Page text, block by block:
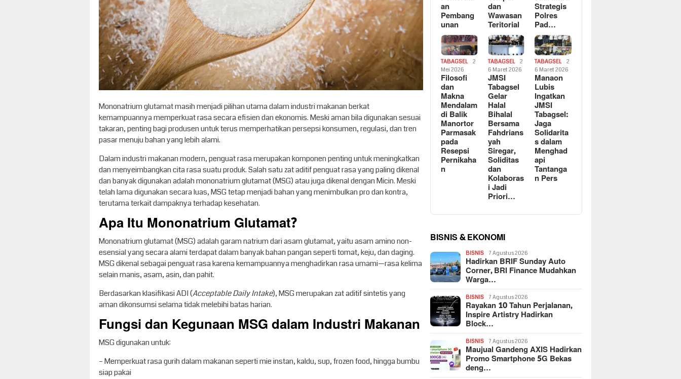
Mononatrium glutamat masih menjadi pilihan utama dalam industri makanan berkat
kemampuannya memperkuat rasa secara efisien dan ekonomis. Meski aman bila digunakan sesuai
takaran, penting bagi produsen untuk terus memperhatikan persepsi konsumen, regulasi, dan tren
pasar menuju bahan yang lebih alami.
Dalam industri makanan modern, penguat rasa merupakan komponen penting untuk meningkatkan
dan menyeimbangkan cita rasa suatu produk. Salah satu zat aditif penguat rasa yang paling dikenal
dan banyak digunakan adalah mononatrium glutamat (MSG) atau juga dikenal dengan Micin. Meski
telah lama digunakan secara luas, MSG tetap menjadi bahan yang menimbulkan pro dan kontra,
terutama terkait dampaknya terhadap kesehatan.
Apa Itu Mononatrium Glutamat?
Mononatrium glutamat (MSG) adalah garam natrium dari asam glutamat, yaitu asam amino non-
esensial yang secara alami terdapat dalam banyak bahan pangan seperti tomat, keju, dan daging.
MSG dikenal sebagai penguat rasa karena kemampuannya menghadirkan rasa umami—rasa kelima
selain manis, asam, asin, dan pahit.
Berdasarkan klasifikasi ADI (Acceptable Daily Intake), MSG merupakan zat aditif sintetis yang
aman dikonsumsi selama tidak melebihi batas harian.
Fungsi dan Kegunaan MSG dalam Industri Makanan
MSG digunakan untuk:
– Memperkuat rasa gurih dalam makanan seperti mie instan, kaldu, sup, frozen food, hingga bumbu
siap pakai
an
Pembang
unan
dan
Wawasan
Teritorial
Strategis
Polres
Pad…
TABAGSEL
2
Mei 2026
Filosofi
dan
Makna
Mendalam
di Balik
Manortor
Parmasak
pada
Resepsi
Pernikaha
n
TABAGSEL
2
6 Maret 2026
JMSI
Tabagsel
Gelar
Halal
Bihalal
Bersama
Fahdrians
yah
Siregar,
Soliditas
dan
Kolaboras
i Jadi
Priori…
TABAGSEL
2
6 Maret 2026
Manaon
Lubis
Ingatkan
JMSI
Tabagsel:
Jaga
Solidarita
s dalam
Menghad
api
Tantanga
n Pers
BISNIS & EKONOMI
BISNIS 7 Agustus 2026
Hadirkan BRIF Sunday Auto
Corner, BRI Finance Mudahkan
Warga…
BISNIS 7 Agustus 2026
Rayakan 10 Tahun Perjalanan,
Inspire Artistry Hadirkan
Block…
BISNIS 7 Agustus 2026
Maujual Gandeng AXIS Hadirkan
Promo Smartphone 5G Bekas
deng…